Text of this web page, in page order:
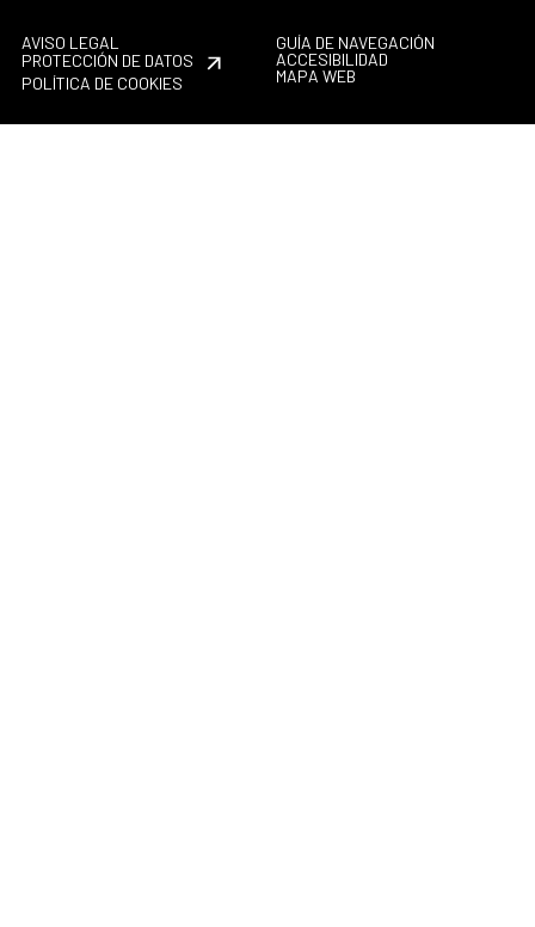
AVISO LEGAL
PROTECCIÓN DE DATOS
POLÍTICA DE COOKIES
GUÍA DE NAVEGACIÓN
ACCESIBILIDAD
MAPA WEB